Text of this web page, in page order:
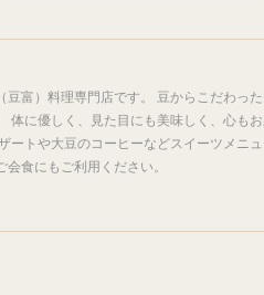
豆富）料理専門店です。 豆からこだわっ
体に優しく、見た目にも美味しく、心も
ートや大豆のコーヒーなどスイーツメニ
食にもご利用ください。